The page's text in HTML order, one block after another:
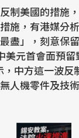
制美國的措施
施，有港媒分
最盡」，刻意保
首會面預留對話
中方這一波反
機零件及技術